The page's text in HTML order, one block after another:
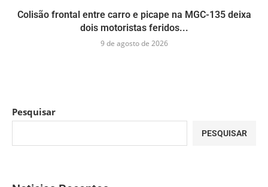
Colisão frontal entre carro e picape na MGC-135 deixa
dois motoristas feridos...
9 de agosto de 2026
Pesquisar
PESQUISAR